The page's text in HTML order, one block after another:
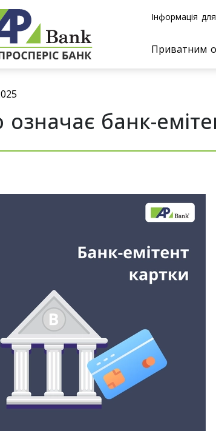
Інформація
Приватним
банк-